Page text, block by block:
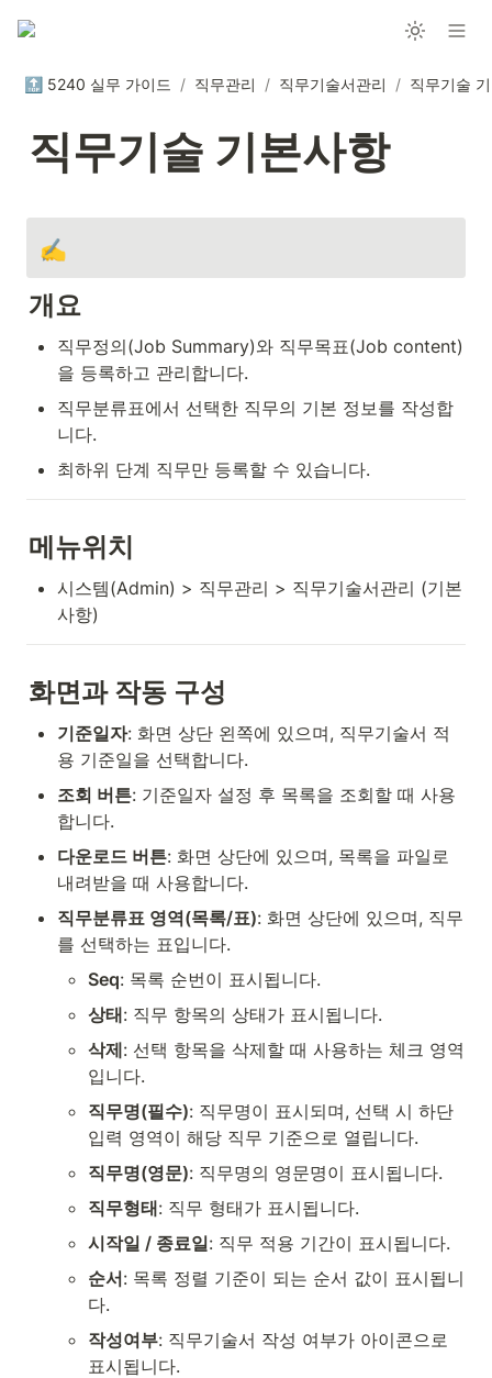
🔝 5240 실무 가이드 / 직무관리 / 직무기술서관리 / 직무기술
직무기술 기본사항
✍️
개요
직무정의(Job Summary)와 직무목표(Job content)
을 등록하고 관리합니다.
직무분류표에서 선택한 직무의 기본 정보를 작성합
니다.
최하위 단계 직무만 등록할 수 있습니다.
메뉴위치
시스템(Admin) > 직무관리 > 직무기술서관리 (기본
사항)
화면과 작동 구성
기준일자: 화면 상단 왼쪽에 있으며, 직무기술서 적
용 기준일을 선택합니다.
조회 버튼: 기준일자 설정 후 목록을 조회할 때 사용
합니다.
다운로드 버튼: 화면 상단에 있으며, 목록을 파일로
내려받을 때 사용합니다.
직무분류표 영역(목록/표): 화면 상단에 있으며, 직무
를 선택하는 표입니다.
Seq: 목록 순번이 표시됩니다.
상태: 직무 항목의 상태가 표시됩니다.
삭제: 선택 항목을 삭제할 때 사용하는 체크 영역
입니다.
직무명(필수): 직무명이 표시되며, 선택 시 하단
입력 영역이 해당 직무 기준으로 열립니다.
직무명(영문): 직무명의 영문명이 표시됩니다.
직무형태: 직무 형태가 표시됩니다.
시작일 / 종료일: 직무 적용 기간이 표시됩니다.
순서: 목록 정렬 기준이 되는 순서 값이 표시됩니
다.
작성여부: 직무기술서 작성 여부가 아이콘으로
표시됩니다.